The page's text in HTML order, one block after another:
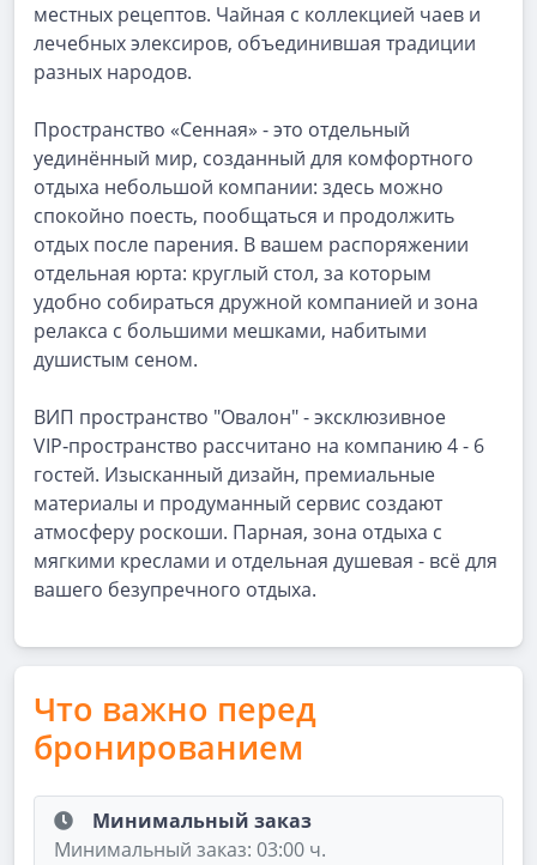
местных рецептов. Чайная с коллекцией чаев и
лечебных элексиров, объединившая традиции
разных народов.
Пространство «Сенная» - это отдельный
уединённый мир, созданный для комфортного
отдыха небольшой компании: здесь можно
спокойно поесть, пообщаться и продолжить
отдых после парения. В вашем распоряжении
отдельная юрта: круглый стол, за которым
удобно собираться дружной компанией и зона
релакса с большими мешками, набитыми
душистым сеном.
ВИП пространство "Овалон" - эксклюзивное
VIP‑пространство рассчитано на компанию 4 - 6
гостей. Изысканный дизайн, премиальные
материалы и продуманный сервис создают
атмосферу роскоши. Парная, зона отдыха с
мягкими креслами и отдельная душевая - всё для
вашего безупречного отдыха.
Что важно перед
бронированием
Минимальный заказ
Минимальный заказ: 03:00 ч.